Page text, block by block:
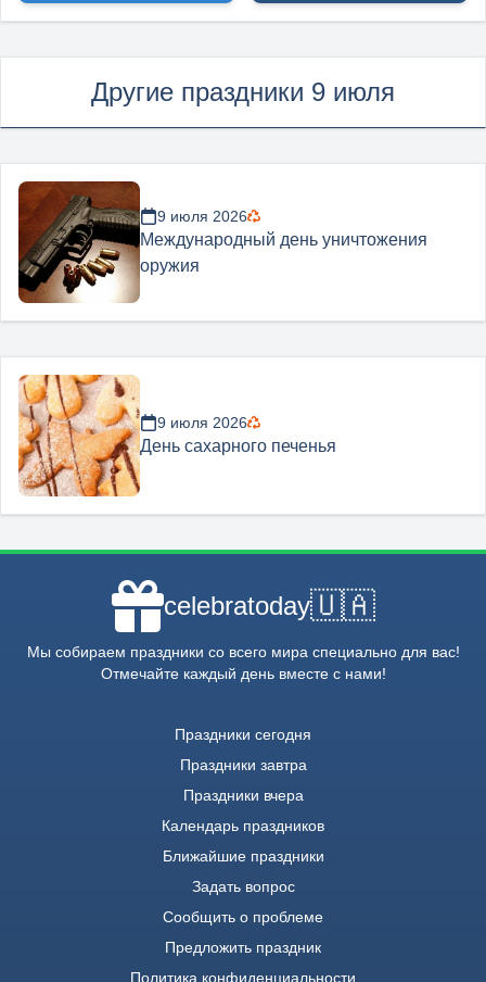
Другие праздники 9 июля
9 июля 2026
Международный день уничтожения
оружия
9 июля 2026
День сахарного печенья
celebratoday🇺🇦
Мы собираем праздники со всего мира специально для вас!
Отмечайте каждый день вместе с нами!
Праздники сегодня
Праздники завтра
Праздники вчера
Календарь праздников
Ближайшие праздники
Задать вопрос
Сообщить о проблеме
Предложить праздник
Политика конфиденциальности